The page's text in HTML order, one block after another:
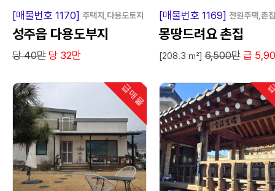
급 매 물
[매물번호 1170] 주택지,다용도토지
성주읍 다용도부지
당 40만 당 32만
급 매
[매물번호 1169] 전원주택,촌집
몽땅드려요 촌집
[208.3 ㎡] 6,500만 급
급매물
인기